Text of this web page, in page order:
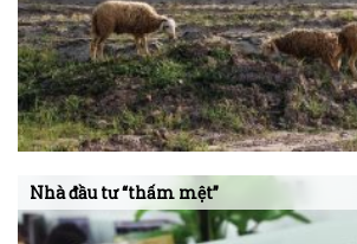
Nhà đầu tư “thấm mệt”